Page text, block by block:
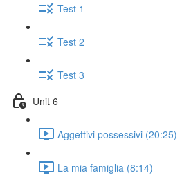
Test 1
Test 2
Test 3
Unit 6
Aggettivi possessivi (20:25)
La mia famiglia (8:14)